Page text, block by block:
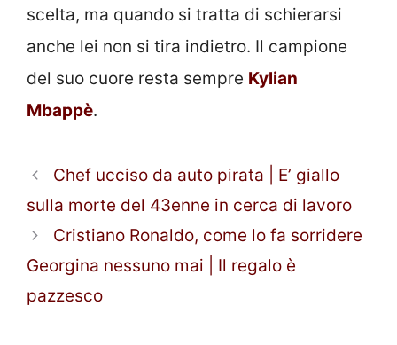
scelta, ma quando si tratta di schierarsi
anche lei non si tira indietro. Il campione
del suo cuore resta sempre Kylian
Mbappè.
Chef ucciso da auto pirata | E’ giallo
sulla morte del 43enne in cerca di lavoro
Cristiano Ronaldo, come lo fa sorridere
Georgina nessuno mai | Il regalo è
pazzesco